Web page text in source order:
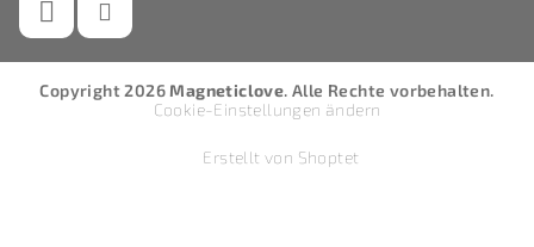
Copyright 2026Magneticlove. Alle Rechte vorbehalten.
Cookie-Einstellungen ändern
Erstellt von Shoptet